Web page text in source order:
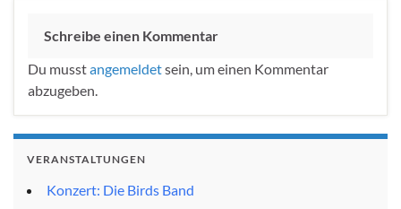
Schreibe einen Kommentar
Du musstangemeldetsein, um einen Kommentar
abzugeben.
VERANSTALTUNGEN
Konzert: Die Birds Band